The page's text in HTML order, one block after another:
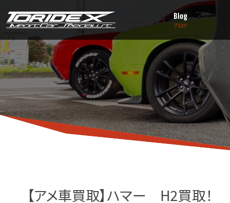
Blog
ブログ
【アメ車買取】ハマー H2買取！